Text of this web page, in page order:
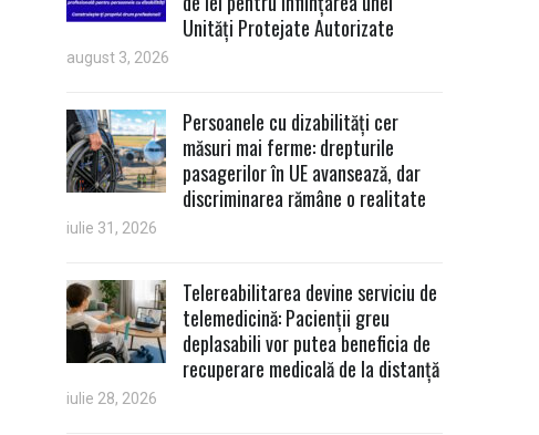
Unități Protejate Autorizate
august 3, 2026
Persoanele cu dizabilități cer
măsuri mai ferme: drepturile
pasagerilor în UE avansează, dar
discriminarea rămâne o realitate
iulie 31, 2026
Telereabilitarea devine serviciu de
telemedicină: Pacienții greu
deplasabili vor putea beneficia de
recuperare medicală de la distanță
iulie 28, 2026